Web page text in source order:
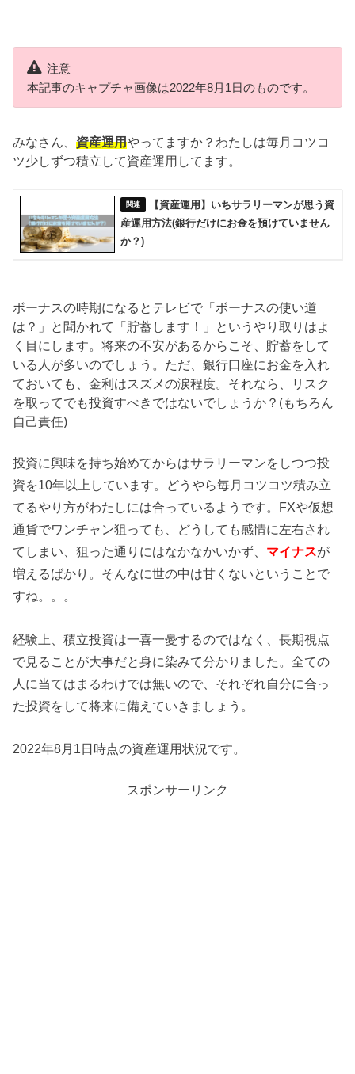
注意
本記事のキャプチャ画像は2022年8月1日のものです。
みなさん、資産運用やってますか？わたしは毎月コツコ
ツ少しずつ積立して資産運用してます。
【資産運用】いちサラリーマンが思う資
産運用方法(銀行だけにお金を預けていません
か？)
ボーナスの時期になるとテレビで「ボーナスの使い道
は？」と聞かれて「貯蓄します！」というやり取りはよ
く目にします。将来の不安があるからこそ、貯蓄をして
いる人が多いのでしょう。ただ、銀行口座にお金を入れ
ておいても、金利はスズメの涙程度。それなら、リスク
を取ってでも投資すべきではないでしょうか？(もちろん
自己責任)
投資に興味を持ち始めてからはサラリーマンをしつつ投
資を10年以上しています。どうやら毎月コツコツ積み立
てるやり方がわたしには合っているようです。FXや仮想
通貨でワンチャン狙っても、どうしても感情に左右され
てしまい、狙った通りにはなかなかいかず、 マイナスが
増えるばかり。そんなに世の中は甘くないということで
すね。。。
経験上、積立投資は一喜一憂するのではなく、長期視点
で見ることが大事だと身に染みて分かりました。全ての
人に当てはまるわけでは無いので、それぞれ自分に合っ
た投資をして将来に備えていきましょう。
2022年8月1日時点の資産運用状況です。
スポンサーリンク